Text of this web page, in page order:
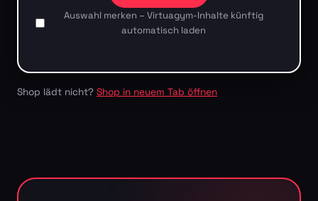
Auswahl merken – Virtuagym-Inhalte künftig
automatisch laden
Shop lädt nicht? Shop in neuem Tab öffnen